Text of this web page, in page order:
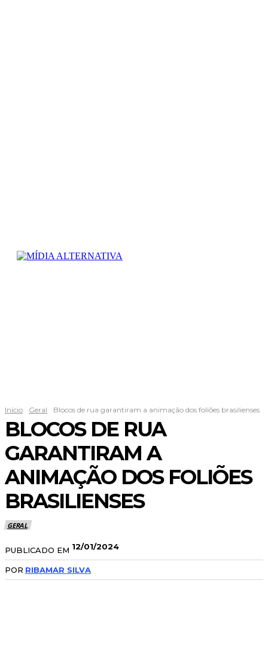
Início Geral Blocos de rua garantiram a animação dos foliões brasilienses
BLOCOS DE RUA
GARANTIRAM A
ANIMAÇÃO DOS FOLIÕES
BRASILIENSES
GERAL
PUBLICADO EM 12/01/2024
POR RIBAMAR SILVA